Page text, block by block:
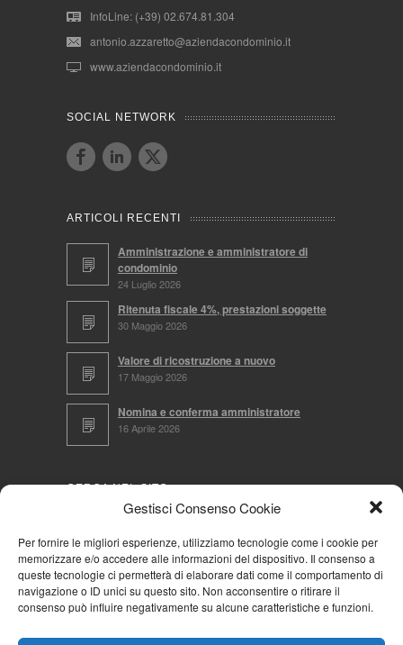
Gestisci Consenso Cookie
Per fornire le migliori esperienze, utilizziamo tecnologie come i cookie per
memorizzare e/o accedere alle informazioni del dispositivo. Il consenso a
queste tecnologie ci permetterà di elaborare dati come il comportamento di
navigazione o ID unici su questo sito. Non acconsentire o ritirare il
consenso può influire negativamente su alcune caratteristiche e funzioni.
InfoLine: (+39) 02.674.81.304
antonio.azzaretto@aziendacondominio.it
www.aziendacondominio.it
SOCIAL NETWORK
ARTICOLI RECENTI
Amministrazione e amministratore di
condominio
24 Luglio 2026
Ritenuta fiscale 4%, prestazioni soggette
30 Maggio 2026
Valore di ricostruzione a nuovo
17 Maggio 2026
Nomina e conferma amministratore
16 Aprile 2026
CERCA NEL SITO
NAVIGA PER
Mappa completa
Cookie Policy (UE)